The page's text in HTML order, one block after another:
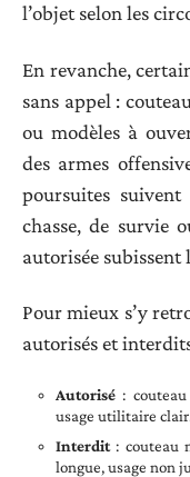
l’objet selon les
En revanche,
sans appel :
ou modèles à
des armes
poursuites
chasse, de survie
autorisée subissent
Pour mieux s’y
autorisés et
Autorisé :
usage utilitaire
Interdit: couteau
longue, usage non